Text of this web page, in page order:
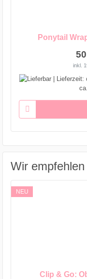
Ponytail
inkl.
Wir
NEU
Clip & Go: